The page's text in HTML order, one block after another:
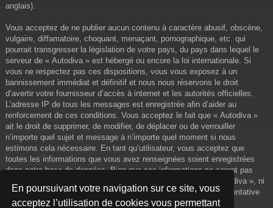
En poursuivant votre navigation sur ce site, vous
acceptez l’utilisation de cookies vous permettant
anglais).
Vous acceptez de ne publier aucun contenu à caractère abusif, obscène,
vulgaire, diffamatoire, choquant, menaçant, pornographique, etc. qui
pourrait transgresser la législation de votre pays, du pays dans lequel le
serveur de « Autodiva » est hébergé ou encore la loi internationale. Si
vous ne respectez pas ces dispositions, vous vous exposez à un
bannissement immédiat et définitif et nous nous réservons le droit
d’avertir votre fournisseur d’accès à internet et les autorités officielles.
L’adresse IP de tous les messages est enregistrée afin d’aider au
renforcement de ces conditions. Vous acceptez le fait que « Autodiva »
ait le droit de supprimer, de modifier, de déplacer ou de verrouiller
n’importe quel sujet et message à n’importe quel moment si nous
estimons cela nécessaire. En tant qu’utilisateur, vous acceptez que
toutes les informations que vous avez renseignées soient enregistrées
dans notre base de données. Bien que ces informations ne seront pas
diffusées à une tierce partie sans votre consentement, ni « Autodiva », ni
phpBB, ne pourront être tenus comme responsables en cas de tentative
de piratage informatique visant à compromettre vos données.